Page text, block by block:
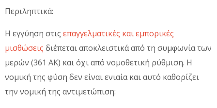
Περιληπτικά:
Η εγγύηση στις επαγγελματικές και εμπορικές
μισθώσεις διέπεται αποκλειστικά από τη συμφωνία των
μερών (361 ΑΚ) και όχι από νομοθετική ρύθμιση. Η
νομική της φύση δεν είναι ενιαία και αυτό καθορίζει
την νομική της αντιμετώπιση: